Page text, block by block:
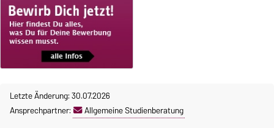
Letzte Änderung: 30.07.2026
Ansprechpartner:
Allgemeine Studienberatung